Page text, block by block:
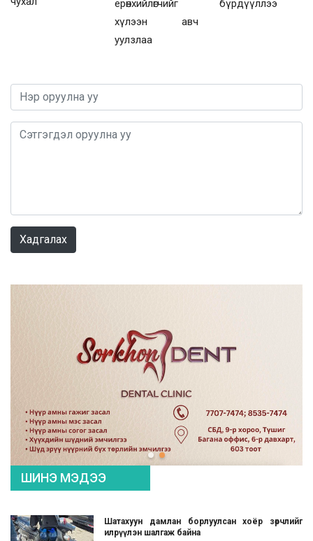
ерөнхийлөгчийг
хүлээн авч
уулзлаа
бүрдүүллээ
Хадгалах
ШИНЭ МЭДЭЭ
Шатахуун дамлан борлуулсан хоёр зөрчлийг
илрүүлэн шалгаж байна